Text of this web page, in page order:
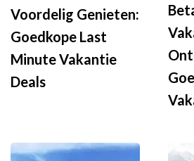
Voordelig Genieten:
Goedkope Last
Minute Vakantie
Deals